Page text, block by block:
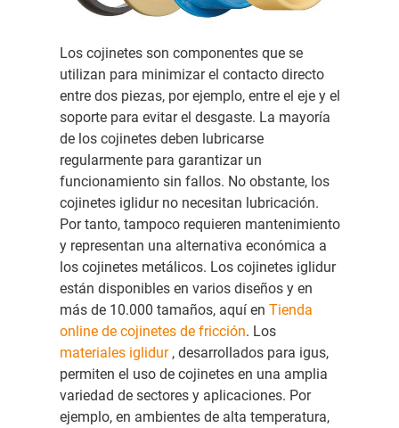
Los cojinetes son componentes que se
utilizan para minimizar el contacto directo
entre dos piezas, por ejemplo, entre el eje y el
soporte para evitar el desgaste. La mayoría
de los cojinetes deben lubricarse
regularmente para garantizar un
funcionamiento sin fallos. No obstante, los
cojinetes iglidur no necesitan lubricación.
Por tanto, tampoco requieren mantenimiento
y representan una alternativa económica a
los cojinetes metálicos. Los cojinetes iglidur
están disponibles en varios diseños y en
más de 10.000 tamaños, aquí en Tienda
online de cojinetes de fricción. Los
materiales iglidur, desarrollados para igus,
permiten el uso de cojinetes en una amplia
variedad de sectores y aplicaciones. Por
ejemplo, en ambientes de alta temperatura,